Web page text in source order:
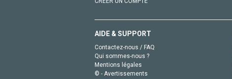
AIDE & SUPPORT
Contactez-nous / FAQ
Qui sommes-nous ?
Mentions légales
© - Avertissements